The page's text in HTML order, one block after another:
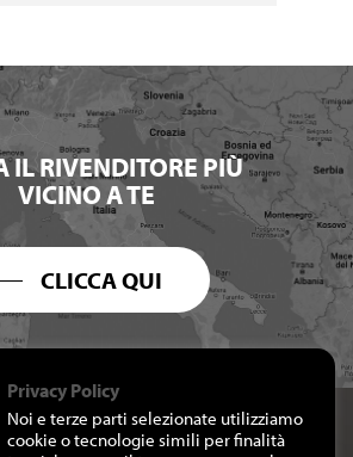
IL RIVENDITORE PIÙ
VICINO A TE
CLICCA QUI
Privacy Policy
Noi e terze parti selezionate utilizziamo
cookie o tecnologie simili per finalità